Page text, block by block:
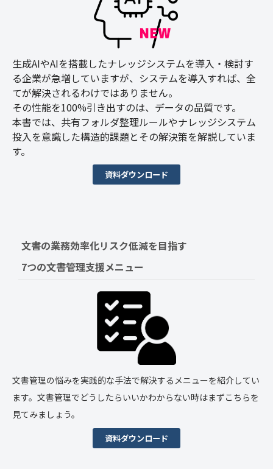
生成AIやAIを搭載したナレッジシステムを導入・検討す
る企業が急増していますが、システムを導入すれば、全
てが解決されるわけではありません。
その性能を100%引き出すのは、データの品質です。
本書では、共有フォルダ整理ルールやナレッジシステム
投入を意識した構造的課題とその解決策を解説していま
す。
資料ダウンロード
文書の業務効率化リスク低減を目指す
7つの文書管理支援メニュー
文書管理の悩みを実践的な手法で解決するメニューを紹介してい
ます。文書管理でどうしたらいいかわからない時はまずこちらを
見てみましょう。
資料ダウンロード